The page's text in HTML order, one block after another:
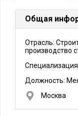
Общая
Отрасль:
производство
Должность:
Москва